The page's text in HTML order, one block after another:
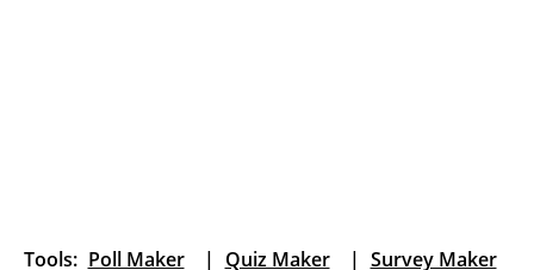
Tools: Poll Maker | Quiz Maker | Survey Maker